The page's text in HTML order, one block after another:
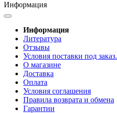
Информация
Информация
Литература
Отзывы
Условия поставки под заказ.
О магазине
Доставка
Оплата
Условия соглашения
Правила возврата и обмена
Гарантии